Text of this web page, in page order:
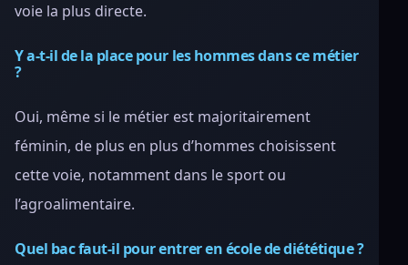
voie la plus directe.
Y a-t-il de la place pour les hommes dans ce métier
?
Oui, même si le métier est majoritairement
féminin, de plus en plus d’hommes choisissent
cette voie, notamment dans le sport ou
l’agroalimentaire.
Quel bac faut-il pour entrer en école de diététique ?